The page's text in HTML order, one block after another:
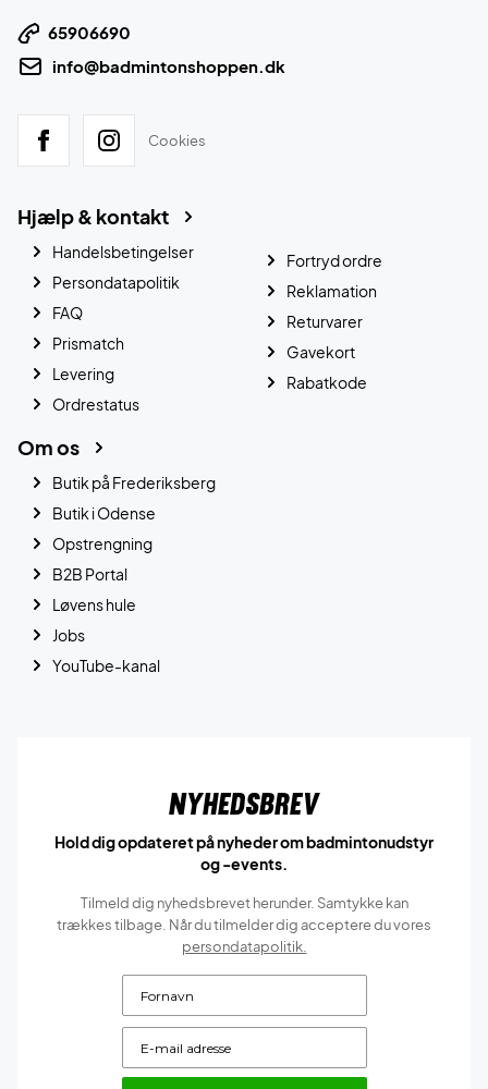
65906690
info@badmintonshoppen.dk
Cookies
Hjælp & kontakt
Handelsbetingelser
Persondatapolitik
FAQ
Prismatch
Levering
Ordrestatus
Fortryd ordre
Reklamation
Returvarer
Gavekort
Rabatkode
Om os
Butik på Frederiksberg
Butik i Odense
Opstrengning
B2B Portal
Løvens hule
Jobs
YouTube-kanal
Nyhedsbrev
Hold dig opdateret på nyheder om badmintonudstyr
og -events.
Tilmeld dig nyhedsbrevet herunder. Samtykke kan
trækkes tilbage. Når du tilmelder dig acceptere du vores
persondatapolitik.